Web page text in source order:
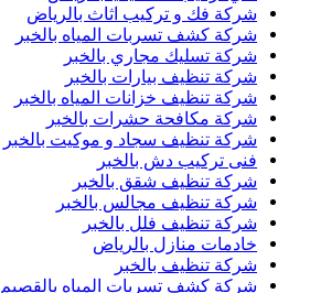
شركة فك و تركيب اثاث بالرياض
شركة كشف تسربات المياه بالخبر
شركة تسليك مجاري بالخبر
شركة تنظيف بيارات بالخبر
شركة تنظيف خزانات المياه بالخبر
شركة مكافحة حشرات بالخبر
شركة تنظيف سجاد و موكيت بالخبر
فنى تركيب دش بالخبر
شركة تنظيف شقق بالخبر
شركة تنظيف مجالس بالخبر
شركة تنظيف فلل بالخبر
خادمات منازل بالرياض
شركة تنظيف بالخبر
شركة كشف تسربات المياه بالقصيم